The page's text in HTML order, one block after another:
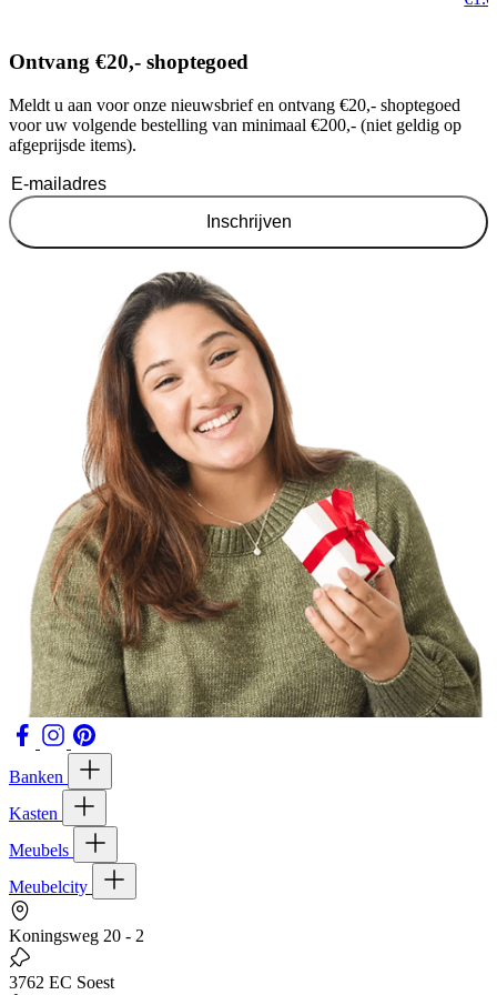
Ontvang €20,- shoptegoed
Meldt u aan voor onze nieuwsbrief en ontvang €20,- shoptegoed
voor uw volgende bestelling van minimaal €200,- (niet geldig op
afgeprijsde items).
Inschrijven
Banken
Kasten
Meubels
Meubelcity
Koningsweg 20 - 2
3762 EC Soest